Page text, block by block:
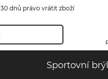
30 dnů právo vrátit zboží
Sportovní